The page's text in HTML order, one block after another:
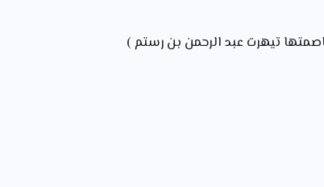
تيهرت عبد الرحمن بن رستم )